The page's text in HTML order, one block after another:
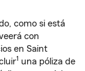
como si está
con
en Saint
1 una póliza de